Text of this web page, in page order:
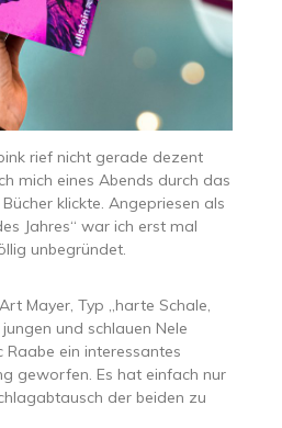
rief nicht gerade dezent
mich eines Abends durch das
klickte. Angepriesen als
Jahres“ war ich erst mal
unbegründet.
Mayer, Typ „harte Schale,
und schlauen Nele
ein interessantes
geworfen. Es hat einfach nur
der beiden zu